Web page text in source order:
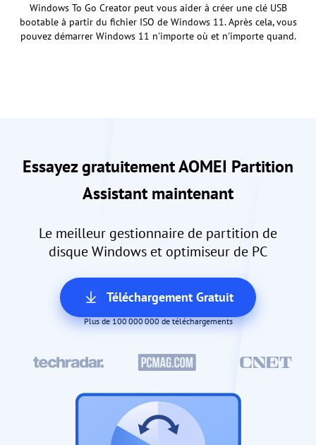
Windows To Go Creator peut vous aider à créer une clé USB
bootable à partir du fichier ISO de Windows 11. Après cela, vous
pouvez démarrer Windows 11 n'importe où et n'importe quand.
Essayez gratuitement AOMEI Partition
Assistant maintenant
Le meilleur gestionnaire de partition de
disque Windows et optimiseur de PC
Téléchargement Gratuit
Plus de 100 000 000 de téléchargements